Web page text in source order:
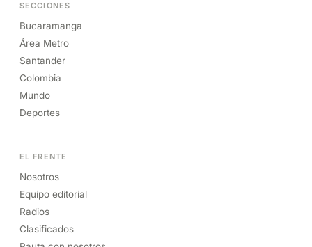
SECCIONES
Bucaramanga
Área Metro
Santander
Colombia
Mundo
Deportes
EL FRENTE
Nosotros
Equipo editorial
Radios
Clasificados